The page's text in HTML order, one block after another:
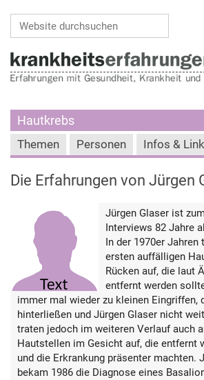
Hautkrebs
Themen Personen Infos &
Die Erfahrungen von Jürgen
Jürgen Glaser ist
Interviews 82 Jahre
In der 1970er
ersten auffälligen
Rücken auf, die laut
entfernt werden
immer mal wieder zu kleinen Eingriffen,
hinterließen und Jürgen Glaser nicht
traten jedoch im weiteren Verlauf auch
Hautstellen im Gesicht auf, die entfernt
und die Erkrankung präsenter machten.
bekam 1986 die Diagnose eines